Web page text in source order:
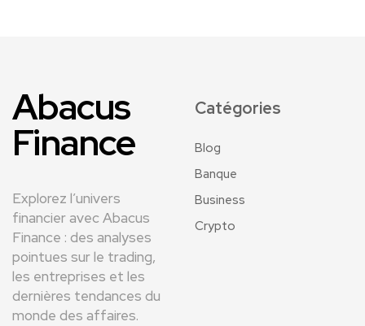
Abacus
Finance
Explorez l’univers
financier avec Abacus
Finance : des analyses
pointues sur le trading,
les entreprises et les
dernières tendances du
monde des affaires.
Catégories
Blog
Banque
Business
Crypto